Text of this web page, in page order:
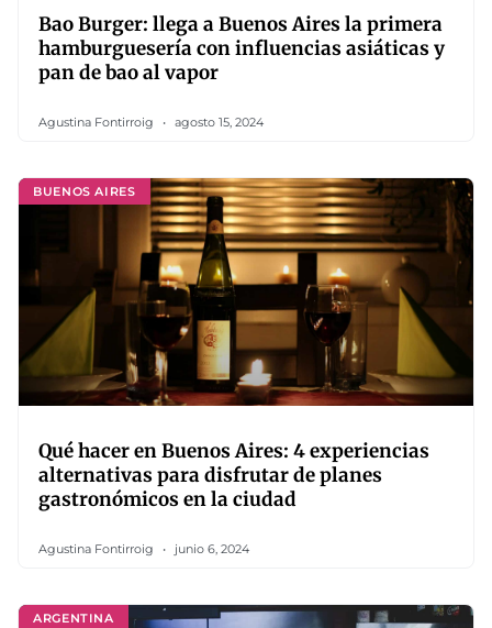
Bao Burger: llega a Buenos Aires la primera
hamburguesería con influencias asiáticas y
pan de bao al vapor
Agustina Fontirroig agosto 15, 2024
BUENOS AIRES
Qué hacer en Buenos Aires: 4 experiencias
alternativas para disfrutar de planes
gastronómicos en la ciudad
Agustina Fontirroig junio 6, 2024
ARGENTINA